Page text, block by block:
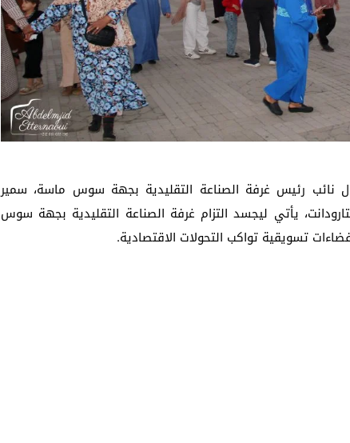
نائب رئيس غرفة الصناعة التقليدية بجهة سوس ماسة، سمير
يأتي ليجسد التزام غرفة الصناعة التقليدية بجهة سوس
تسويقية تواكب التحولات الاقتصادية.